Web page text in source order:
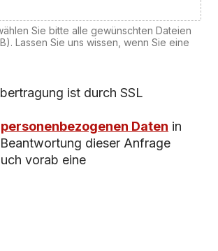
Sie bitte alle gewünschten Dateien
Lassen Sie uns wissen, wenn Sie eine
ist durch SSL
Daten in
dieser Anfrage
vorab eine